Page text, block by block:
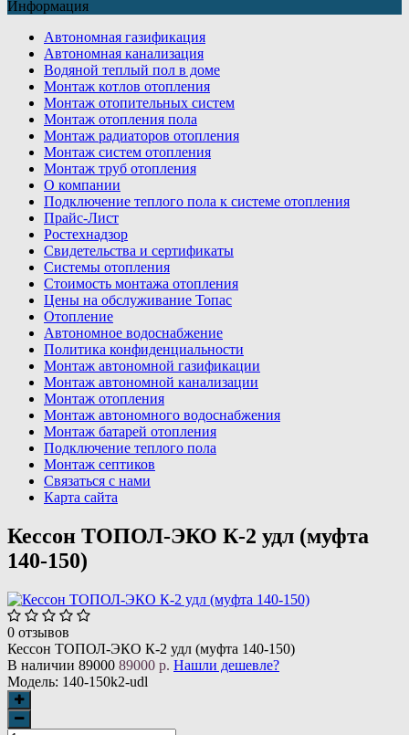
Информация
Автономная газификация
Автономная канализация
Водяной теплый пол в доме
Монтаж котлов отопления
Монтаж отопительных систем
Монтаж отопления пола
Монтаж радиаторов отопления
Монтаж систем отопления
Монтаж труб отопления
О компании
Подключение теплого пола к системе отопления
Прайс-Лист
Ростехнадзор
Свидетельства и сертификаты
Системы отопления
Стоимость монтажа отопления
Цены на обслуживание Топас
Отопление
Автономное водоснабжение
Политика конфиденциальности
Монтаж автономной газификации
Монтаж автономной канализации
Монтаж отопления
Монтаж автономного водоснабжения
Монтаж батарей отопления
Подключение теплого пола
Монтаж септиков
Связаться с нами
Карта сайта
Кессон ТОПОЛ-ЭКО К-2 удл (муфта
140-150)
0 отзывов
Кессон ТОПОЛ-ЭКО К-2 удл (муфта 140-150)
В наличии 89000 89000 р. Нашли дешевле?
Модель: 140-150k2-udl